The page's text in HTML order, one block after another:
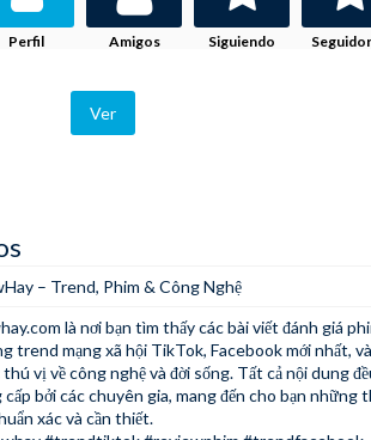
Perfil Amigos Siguiendo
Ver
– Trend, Phim & Công Nghệ
là nơi bạn tìm thấy các bài viết đánh giá
trend mạng xã hội TikTok, Facebook mới nhất,
vị về công nghệ và đời sống. Tất cả nội dung
cấp bởi các chuyên gia, mang đến cho bạn những
xác và cần thiết.